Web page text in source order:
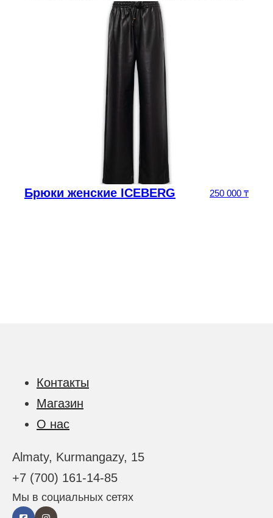
Брюки женские ICEBERG 250 000 ₸
Контакты
Магазин
О нас
Almaty, Kurmangazy, 15
+7 (700) 161-14-85
Мы в социальных сетях